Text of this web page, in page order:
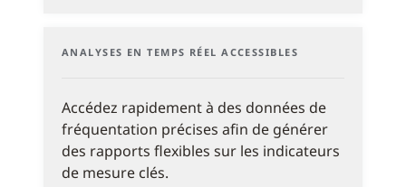
ANALYSES EN TEMPS RÉEL ACCESSIBLES
Accédez rapidement à des données de
fréquentation précises afin de générer
des rapports flexibles sur les indicateurs
de mesure clés.